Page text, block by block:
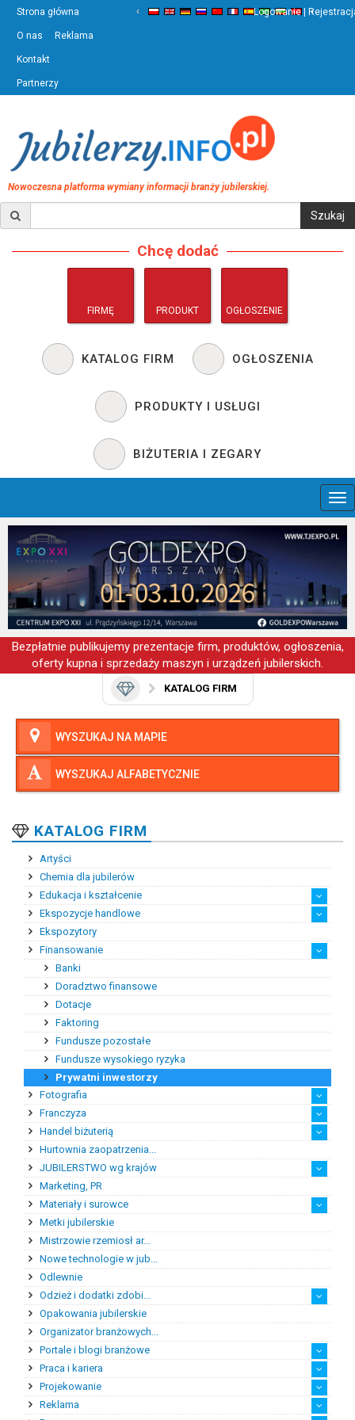
Strona główna
O nas Reklama
Kontakt
Partnerzy
‹ ›
Logowanie |
Nowoczesna platforma wymiany informacji branży jubilerskiej.
Chcę dodać
FIRMĘ PRODUKT OGŁOSZENIE
KATALOG FIRM OGŁOSZENIA
PRODUKTY I USŁUGI
BIŻUTERIA I ZEGARY
Bezpłatnie publikujemy prezentacje firm, produktów, ogłoszenia,
oferty kupna i sprzedaży maszyn i urządzeń jubilerskich.
KATALOG FIRM
WYSZUKAJ NA MAPIE
WYSZUKAJ ALFABETYCZNIE
KATALOG FIRM
Artyści
Chemia dla jubilerów
Edukacja i kształcenie
Kształcenie podyplomowe
Kursy i szkolenia zawo...
Praktyki i staże zawodowe
Szkoły zawodowe
Wyższe szkoły zawodowe
Zagraniczne szkoły bra...
Średnie szkoły zawodowe
Ekspozycje handlowe
Ekspozytory reklamowe
Klimatyzacja salonów j...
Meble ekspozycyjne
Oświetlenie ekspozycji...
Systemy przeciwkradzie...
Ekspozytory
Finansowanie
Banki
Doradztwo finansowe
Dotacje
Faktoring
Fundusze pozostałe
Fundusze wysokiego ryzyka
Prywatni inwestorzy
Fotografia
Fotografia biżuterii
Fotografia bursztynu
Fotogrfia prodktowa
Franczyza
Doradztwo franczyzowe
Franczyzobiorcy
Franczyzodawcy
Handel biżuterią
E-hurtownie jubilerskie
E-sklepy jubilerskie
Eksporter biżuterii
Handel detaliczny biżu...
Handel detaliczny sztu...
Handel hurtowy biżuterią
Handel hurtowy sztuczn...
Importer biżuterii
Pośrednictwo handlowe
Sklepy i salony jubile...
Sklepy ze sztuczną biż...
Hurtownia zaopatrzenia...
JUBILERSTWO wg krajów
Niemcy
Polska
Szwecja
USA
Marketing, PR
Materiały i surowce
Bursztyn
Kamienie jubilersko-oz...
Kamienie syntetyczne
Kamienie szlachetne
Metale szlachetne
Półfabrykaty do produk...
Pozostałe materiały i ...
Metki jubilerskie
Mistrzowie rzemiosł ar...
Nowe technologie w jub...
Odlewnie
Odzież i dodatki zdobi...
Odzież damska i dodatki
Odzież męska i dodatki
Okulary
Suknie ślubne
Opakowania jubilerskie
Organizator branżowych...
Portale i blogi branżowe
Blogi branżowe
Portale branżowe
Praca i kariera
Doradztwo zawodowe
Pośrednictwo pracy
Praktyki zawodowe
Projekowanie
Projektowanie biżuterii
Projektowanie ubrań z ...
Projektowanie wnętrz
Reklama